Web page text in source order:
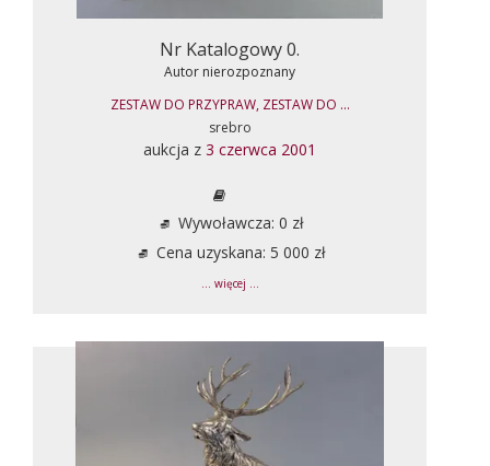
Nr Katalogowy 0.
Autor nierozpoznany
ZESTAW DO PRZYPRAW, ZESTAW DO ...
srebro
aukcja z 3 czerwca 2001
Wywoławcza: 0 zł
Cena uzyskana: 5 000 zł
... więcej ...